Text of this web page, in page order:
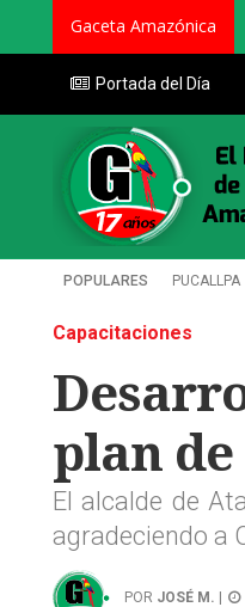
Gaceta Amazónica
Portada del Día
POPULARES PUCALLPA
Capacitaciones
plan
El alcalde de
agradeciendo a
POR JOSÉ M.